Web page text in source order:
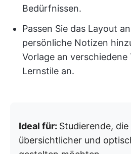
Bedürfnissen.
Passen Sie das Layout
persönliche Notizen
Vorlage an verschiedene
Lernstile an.
Ideal für: Studierende,
übersichtlicher und